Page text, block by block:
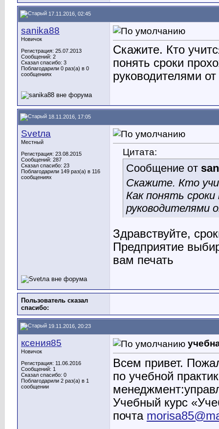
17.11.2016, 02:45
sanika88
Новичок
Регистрация: 25.07.2013
Сообщений: 2
Сказал спасибо: 3
Поблагодарили 0 раз(а) в 0
сообщениях
Скажите. Кто
понять сроки
руководителями
18.11.2016, 17:05
Svetла
Местный
Регистрация: 23.08.2015
Сообщений: 287
Сказал спасибо: 23
Поблагодарили 149 раз(а) в 116
сообщениях
Цитата:
Сообщение от
Скажите. Кто
Как понять
руководителями
Здравствуйте,
Предприятие
вам печать
Пользователь сказал
cпасибо:
19.11.2016, 20:23
ксения85
Новичок
Регистрация: 11.06.2016
Сообщений: 1
Сказал спасибо: 0
Поблагодарили 2 раз(а) в 1
сообщении
Всем привет.
по учебной
Учебный курс
почта